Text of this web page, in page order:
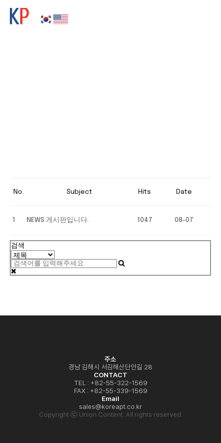
No. Subject Hits Date
1 NEWS 게시판입니다. 1047 08-07
검색
주소
경남 김해시 서김해산단안길 28
CONTACT
TEL : +82-55-322-1569
FAX : +82-55-339-1569
Email
sales@koreapt.co.kr
Copyright ⓒ Union Content. All rights reserved.